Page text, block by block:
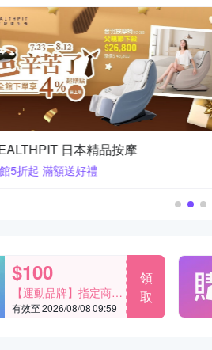
康生按摩
全館優惠中
$100
【運動品牌】指定商品
滿1000折100
有效至 2026/08/08 09:59
領
取